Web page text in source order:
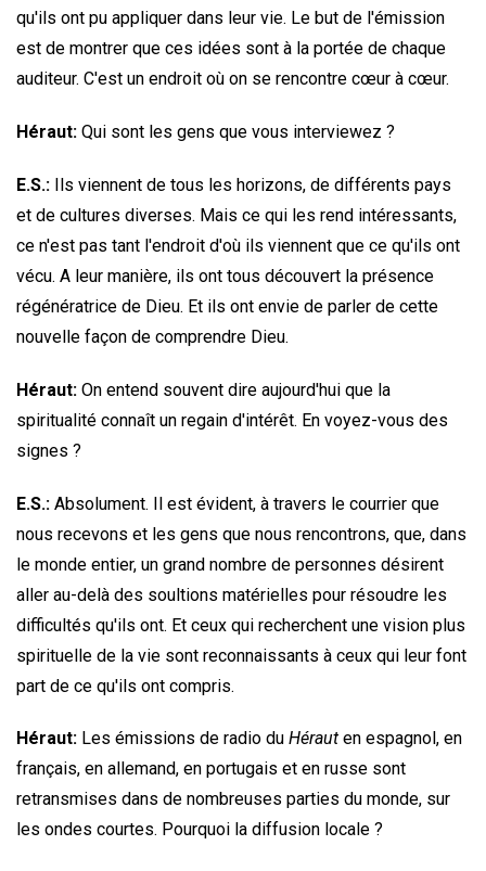
qu'ils ont pu appliquer dans leur vie. Le but de l'émission
est de montrer que ces idées sont à la portée de chaque
auditeur. C'est un endroit où on se rencontre cœur à cœur.
Héraut: Qui sont les gens que vous interviewez ?
E.S.: Ils viennent de tous les horizons, de différents pays
et de cultures diverses. Mais ce qui les rend intéressants,
ce n'est pas tant l'endroit d'où ils viennent que ce qu'ils ont
vécu. A leur manière, ils ont tous découvert la présence
régénératrice de Dieu. Et ils ont envie de parler de cette
nouvelle façon de comprendre Dieu.
Héraut: On entend souvent dire aujourd'hui que la
spiritualité connaît un regain d'intérêt. En voyez-vous des
signes ?
E.S.: Absolument. Il est évident, à travers le courrier que
nous recevons et les gens que nous rencontrons, que, dans
le monde entier, un grand nombre de personnes désirent
aller au-delà des soultions matérielles pour résoudre les
difficultés qu'ils ont. Et ceux qui recherchent une vision plus
spirituelle de la vie sont reconnaissants à ceux qui leur font
part de ce qu'ils ont compris.
Héraut: Les émissions de radio du Héraut en espagnol, en
français, en allemand, en portugais et en russe sont
retransmises dans de nombreuses parties du monde, sur
les ondes courtes. Pourquoi la diffusion locale ?